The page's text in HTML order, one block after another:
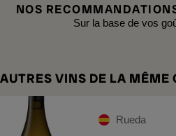
NOS
Sur la base de vos
AUTRES VINS DE LA MÊME
Rueda